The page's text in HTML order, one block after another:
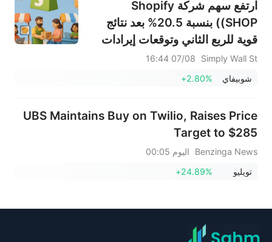
ارتفع سهم شركة Shopify
(SHOP) بنسبة 20.5% بعد نتائج
قوية للربع الثاني وتوقعات إيرادات
مدعومة بالذكاء الاصطناعي للربع
الثالث
Simply Wall St
07/08 16:44
شوبيفاي
+2.80%
UBS Maintains Buy on Twilio, Raises Price
Target to $285
Benzinga News
اليوم 00:05
تويليو
+24.89%